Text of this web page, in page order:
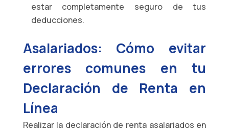
estar completamente seguro de tus
deducciones.
Asalariados: Cómo evitar
errores comunes en tu
Declaración de Renta en
Línea
Realizar la declaración de renta asalariados en